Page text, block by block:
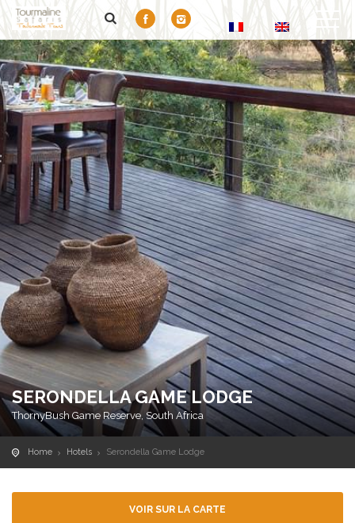
SERONDELLA GAME LODGE
ThornyBush Game Reserve, South Africa
Home Hotels Serondella Game Lodge
VOIR SUR LA CARTE